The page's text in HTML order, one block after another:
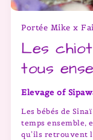
Portée Mike x
Les
tous
Elevage of
Les bébés de
temps ensemble,
qu’ils retrouvent